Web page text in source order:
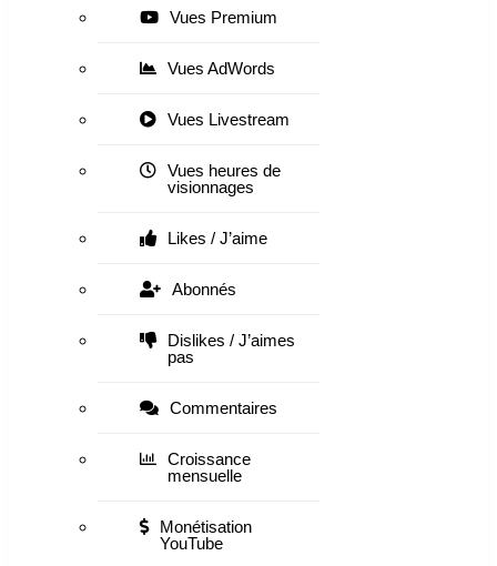
Vues Premium
Vues AdWords
Vues Livestream
Vues heures de
visionnages
Likes / J’aime
Abonnés
Dislikes / J’aimes
pas
Commentaires
Croissance
mensuelle
Monétisation
YouTube